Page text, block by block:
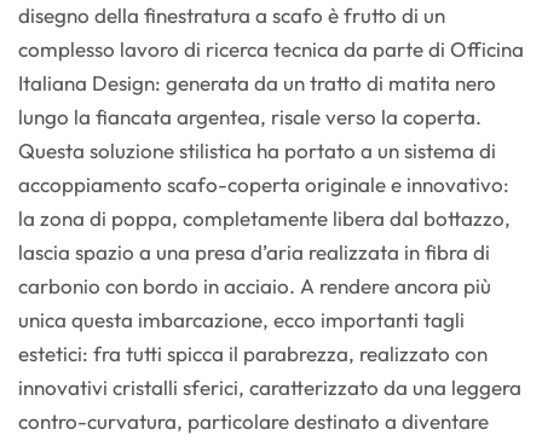
disegno della finestratura a scafo è frutto di un
complesso lavoro di ricerca tecnica da parte di Officina
Italiana Design: generata da un tratto di matita nero
lungo la fiancata argentea, risale verso la coperta.
Questa soluzione stilistica ha portato a un sistema di
accoppiamento scafo-coperta originale e innovativo:
la zona di poppa, completamente libera dal bottazzo,
lascia spazio a una presa d’aria realizzata in fibra di
carbonio con bordo in acciaio. A rendere ancora più
unica questa imbarcazione, ecco importanti tagli
estetici: fra tutti spicca il parabrezza, realizzato con
innovativi cristalli sferici, caratterizzato da una leggera
contro-curvatura, particolare destinato a diventare